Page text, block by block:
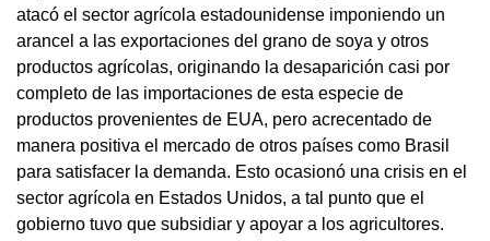
atacó el sector agrícola estadounidense imponiendo un
arancel a las exportaciones del grano de soya y otros
productos agrícolas, originando la desaparición casi por
completo de las importaciones de esta especie de
productos provenientes de EUA, pero acrecentado de
manera positiva el mercado de otros países como Brasil
para satisfacer la demanda. Esto ocasionó una crisis en el
sector agrícola en Estados Unidos, a tal punto que el
gobierno tuvo que subsidiar y apoyar a los agricultores.